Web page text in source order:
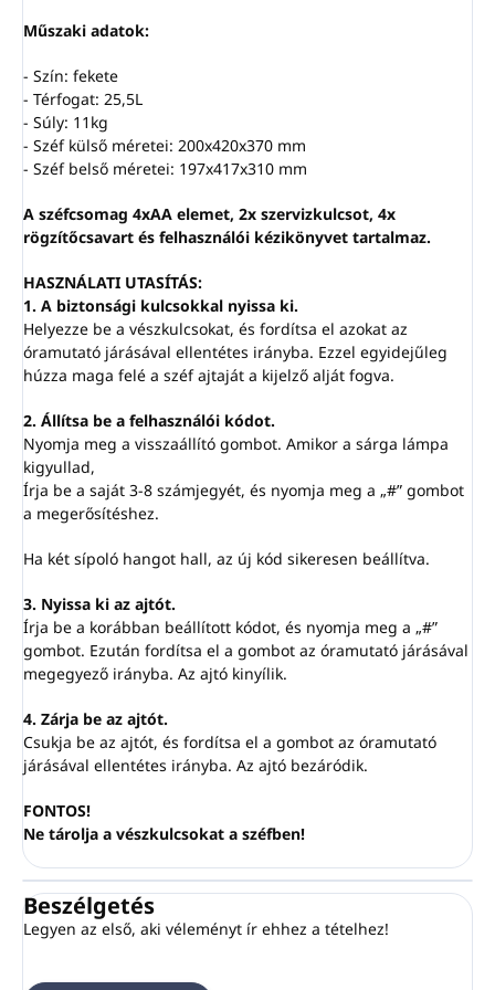
Műszaki adatok:
- Szín: fekete
- Térfogat: 25,5L
- Súly: 11kg
- Széf külső méretei: 200x420x370 mm
- Széf belső méretei: 197x417x310 mm
A széfcsomag 4xAA elemet, 2x szervizkulcsot, 4x
rögzítőcsavart és felhasználói kézikönyvet tartalmaz.
HASZNÁLATI UTASÍTÁS:
1. A biztonsági kulcsokkal nyissa ki.
Helyezze be a vészkulcsokat, és fordítsa el azokat az
óramutató járásával ellentétes irányba. Ezzel egyidejűleg
húzza maga felé a széf ajtaját a kijelző alját fogva.
2. Állítsa be a felhasználói kódot.
Nyomja meg a visszaállító gombot. Amikor a sárga lámpa
kigyullad,
Írja be a saját 3-8 számjegyét, és nyomja meg a „#” gombot
a megerősítéshez.
Ha két sípoló hangot hall, az új kód sikeresen beállítva.
3. Nyissa ki az ajtót.
Írja be a korábban beállított kódot, és nyomja meg a „#”
gombot. Ezután fordítsa el a gombot az óramutató járásával
megegyező irányba. Az ajtó kinyílik.
4. Zárja be az ajtót.
Csukja be az ajtót, és fordítsa el a gombot az óramutató
járásával ellentétes irányba. Az ajtó bezáródik.
FONTOS!
Ne tárolja a vészkulcsokat a széfben!
Beszélgetés
Legyen az első, aki véleményt ír ehhez a tételhez!